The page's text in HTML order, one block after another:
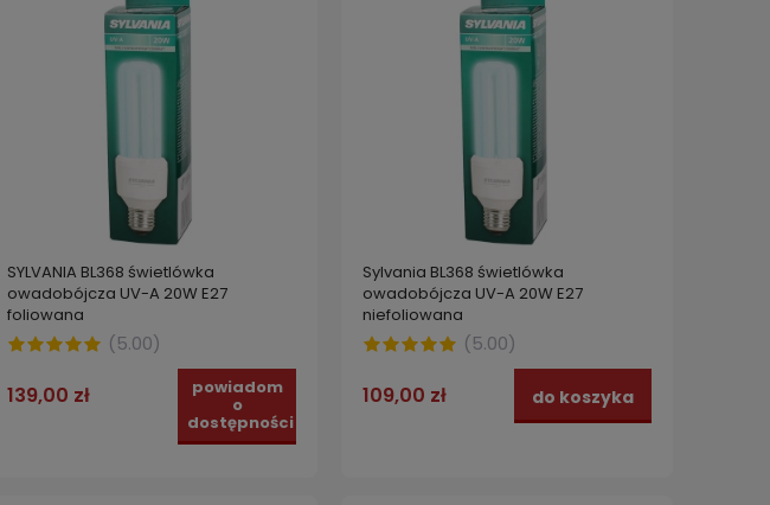
SYLVANIA BL368 świetlówka
owadobójcza UV-A 20W E27
foliowana
(5.00)
139,00 zł powiadom
o
dostępności
Sylvania BL368 świetlówka
owadobójcza UV-A 20W E27
niefoliowana
(5.00)
109,00 zł do koszyka